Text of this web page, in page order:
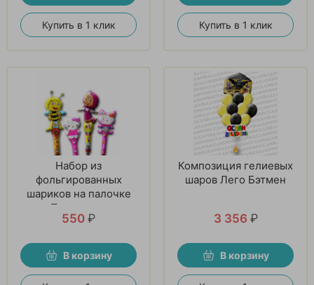
Купить в 1 клик Купить в 1 клик
Набор из
фольгированных
шариков на палочке
«Прекрасное
настроение»
550 ₽
В корзину
Композиция гелиевых
шаров Лего Бэтмен
3 356 ₽
В корзину